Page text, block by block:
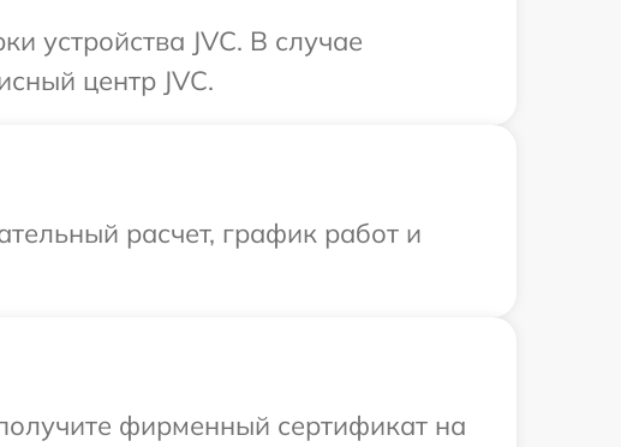
устройства JVC. В случае
центр JVC.
расчет, график работ и
фирменный сертификат на